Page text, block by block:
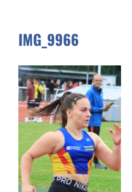
Photos
Contact
IMG_9966